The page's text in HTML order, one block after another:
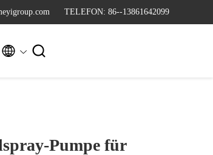
TELEFON: 86--13861642099
 
Pumpe für